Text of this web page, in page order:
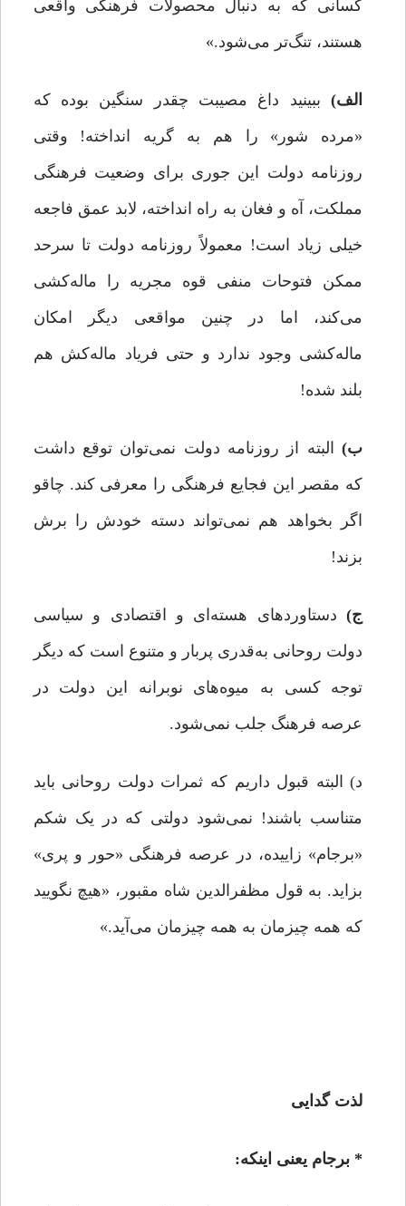
کسانی که به دنبال محصولات فرهنگی واقعی
هستند، تنگ‌تر می‌شود.»
الف)ببینید داغ مصیبت چقدر سنگین بوده که
«مرده شور» را هم به گریه انداخته! وقتی
روزنامه‌ دولت این جوری برای وضعیت فرهنگی
مملکت، آه و فغان به راه انداخته، لابد عمق فاجعه
خیلی زیاد است! معمولاً روزنامه دولت تا سرحد
ممکن فتوحات منفی قوه‌ مجریه را ماله‌کشی
می‌کند، اما در چنین مواقعی دیگر امکان
ماله‌کشی وجود ندارد و حتی فریاد ماله‌کش هم
بلند شده!
ب)البته از روزنامه‌ دولت نمی‌توان توقع داشت
که مقصر این فجایع فرهنگی را معرفی کند. چاقو
اگر بخواهد هم نمی‌تواند دسته‌ خودش را برش
بزند!
ج)دستاوردهای هسته‌ای و اقتصادی و سیاسی
دولت روحانی به‌قدری پربار و متنوع است که دیگر
توجه کسی به میوه‌های نوبرانه‌ این دولت در
عرصه‌ فرهنگ جلب نمی‌شود.
د) البته قبول داریم که ثمرات دولت روحانی باید
متناسب باشند! نمی‌شود دولتی که در یک شکم
«برجام» زاییده، در عرصه‌ فرهنگی «حور و پری»
بزاید. به قول مظفرالدین شاه مقبور، «هیچ نگویید
که همه چیزمان به همه چیزمان می‌آید.»
لذت گدایی
* برجام یعنی اینکه: